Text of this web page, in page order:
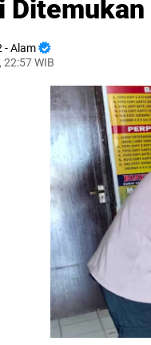
Ditemukan
- Alam
WIB